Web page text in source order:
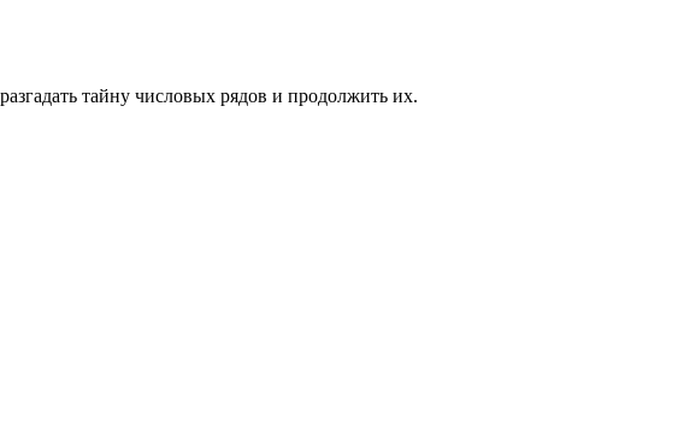
тайну числовых рядов и продолжить их.